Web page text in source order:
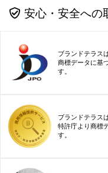
安心・安全への
ブランドテラス
商標データに基
す。
ブランドテラス
特許庁より商標
す。